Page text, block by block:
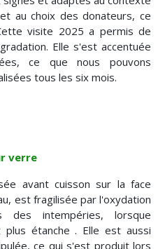
au choix des donateurs, ce
visite 2025 a permis de
Elle s'est accentuée
ce que nous pouvons
tous les six mois.
verre
avant cuisson sur la face
est fragilisée par l'oxydation
intempéries, lorsque
étanche . Elle est aussi
ce qui s'est produit lors